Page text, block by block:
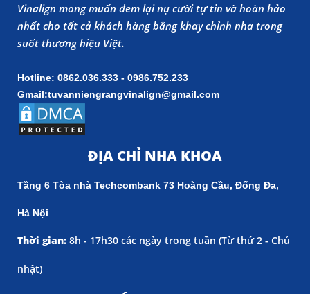
Vinalign mong muốn đem lại nụ cười tự tin và hoàn hảo
nhất cho tất cả khách hàng bằng khay chỉnh nha trong
suốt thương hiệu Việt.
Hotline: 0862.036.333 - 0986.752.233
Gmail:tuvanniengrangvinalign@gmail.com
ĐỊA CHỈ NHA KHOA
Tầng 6 Tòa nhà Techcombank 73 Hoàng Cầu, Đống Đa,
Hà Nội
Thời gian: 8h - 17h30 các ngày trong tuần (Từ thứ 2 - Chủ
nhật)